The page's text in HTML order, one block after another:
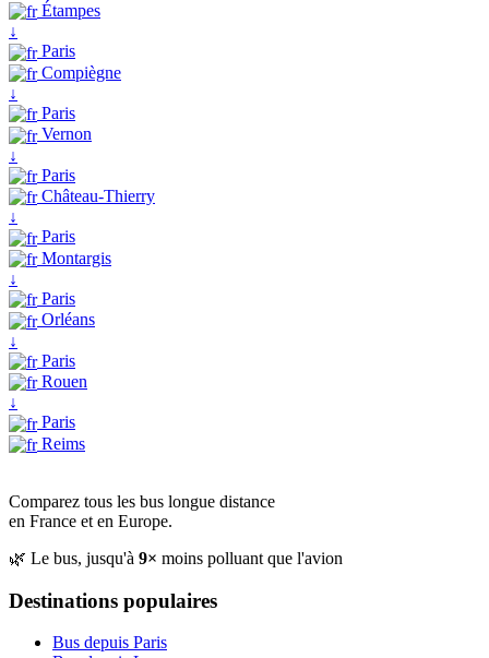
Étampes
↓
Paris
Compiègne
↓
Paris
Vernon
↓
Paris
Château-Thierry
↓
Paris
Montargis
↓
Paris
Orléans
↓
Paris
Rouen
↓
Paris
Reims
Comparez tous les bus longue distance
en France et en Europe.
🌿 Le bus, jusqu'à 9× moins polluant que l'avion
Destinations populaires
Bus depuis Paris